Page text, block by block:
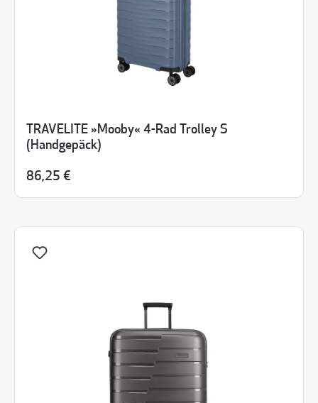
TRAVELITE »Mooby« 4-Rad Trolley S
(Handgepäck)
86,25 €